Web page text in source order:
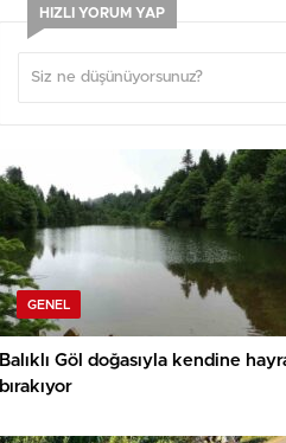
HIZLI YORUM YAP
GENEL
Balıklı Göl doğasıyla kendine
bırakıyor